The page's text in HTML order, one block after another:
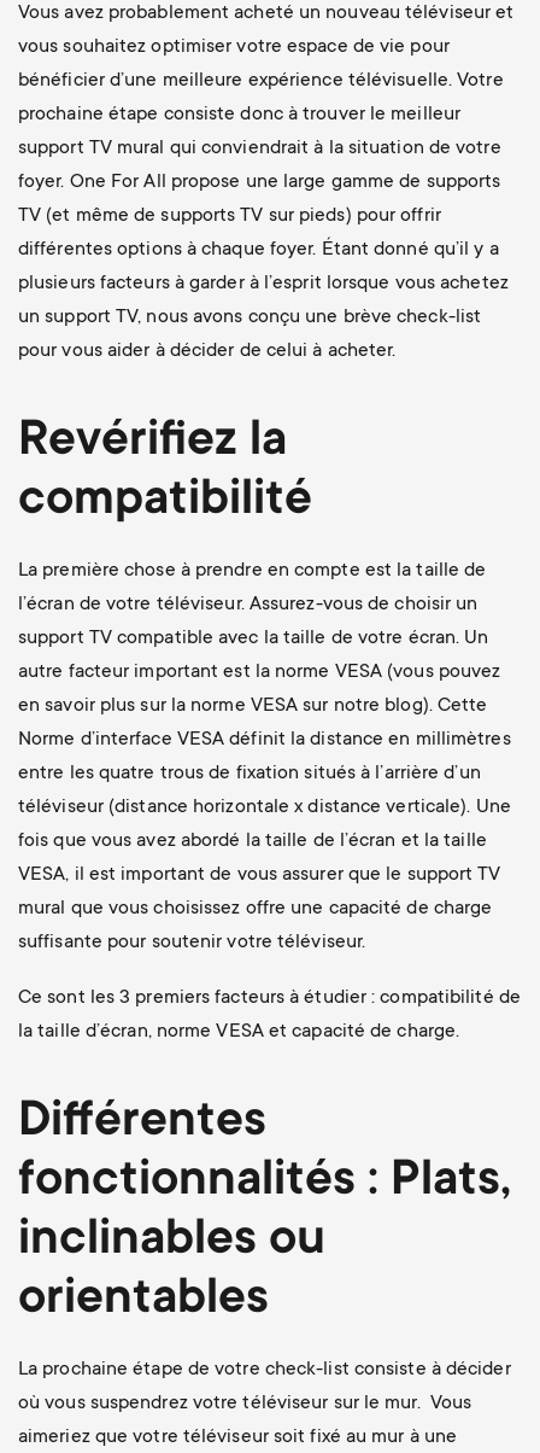
Vous avez probablement acheté un nouveau téléviseur et
vous souhaitez optimiser votre espace de vie pour
bénéficier d’une meilleure expérience télévisuelle. Votre
prochaine étape consiste donc à trouver le meilleur
support TV mural qui conviendrait à la situation de votre
foyer. One For All propose une large gamme de supports
TV (et même de supports TV sur pieds) pour offrir
différentes options à chaque foyer. Étant donné qu’il y a
plusieurs facteurs à garder à l’esprit lorsque vous achetez
un support TV, nous avons conçu une brève check-list
pour vous aider à décider de celui à acheter.
Revérifiez la
compatibilité
La première chose à prendre en compte est la taille de
l’écran de votre téléviseur. Assurez-vous de choisir un
support TV compatible avec la taille de votre écran. Un
autre facteur important est la norme VESA (vous pouvez
en savoir plus sur la norme VESA sur notre blog). Cette
Norme d’interface VESA définit la distance en millimètres
entre les quatre trous de fixation situés à l’arrière d’un
téléviseur (distance horizontale x distance verticale). Une
fois que vous avez abordé la taille de l’écran et la taille
VESA, il est important de vous assurer que le support TV
mural que vous choisissez offre une capacité de charge
suffisante pour soutenir votre téléviseur.
Ce sont les 3 premiers facteurs à étudier : compatibilité de
la taille d’écran, norme VESA et capacité de charge.
Différentes
fonctionnalités : Plats,
inclinables ou
orientables
La prochaine étape de votre check-list consiste à décider
où vous suspendrez votre téléviseur sur le mur. Vous
aimeriez que votre téléviseur soit fixé au mur à une